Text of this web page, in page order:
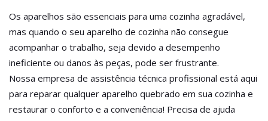
Os aparelhos são essenciais para uma cozinha agradável,
mas quando o seu aparelho de cozinha não consegue
acompanhar o trabalho, seja devido a desempenho
ineficiente ou danos às peças, pode ser frustrante.
Nossa empresa de assistência técnica profissional está aqui
para reparar qualquer aparelho quebrado em sua cozinha e
restaurar o conforto e a conveniência! Precisa de ajuda